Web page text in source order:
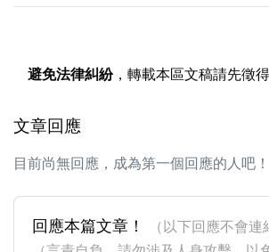
避免法律糾紛，轉載本區文稿請先徵
文章回應
目前尚無回應，成為第一個回應的人吧！
回應本篇文章！
（以下回應不會連